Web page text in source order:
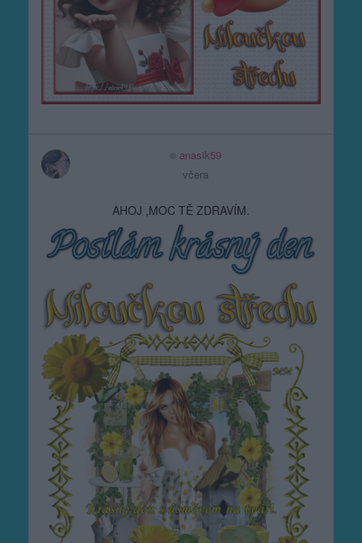
anasik59
včera
AHOJ ,MOC TĚ ZDRAVÍM.